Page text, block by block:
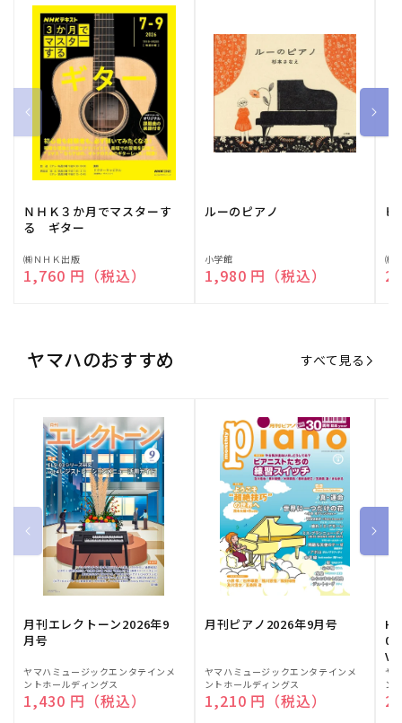
ＮＨＫ３か月でマスターす
る ギター
販
売
㈱ＮＨＫ出版
通常価格
1,760 円（税込）
ルーのピアノ
販
売
小学館
通常価格
1,980 円（税込）
ピ
販
売
㈱
ヤマハのおすすめ すべて見る
月刊エレクトーン2026年9
月号
販
売
元:
ヤマハミュージックエンタテインメ
ントホールディングス
通常価格
1,430 円（税込）
月刊ピアノ2026年9月号
販
売
元:
ヤマハミュージックエンタテインメ
ントホールディングス
通常価格
1,210 円（税込）
販
売
元:
ヤ
ン